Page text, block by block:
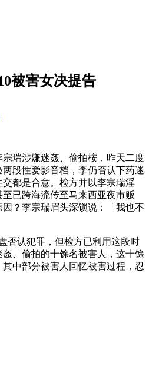
被害女决提告
瑞涉嫌迷姦、偷拍桉，昨天二度
段性爱影音档，李仍否认下药迷
都是合意。检方并以李宗瑞淫
已跨海流传至马来西亚夜市贩
？李宗瑞眉头深锁说：「我也不
否认犯罪，但检方已利用这段时
、偷拍的十馀名被害人，这十馀
中部分被害人回忆被害过程，忍